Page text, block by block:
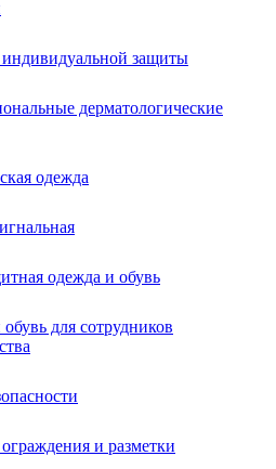
индивидуальной защиты
дерматологические
одежда
одежда и обувь
для сотрудников
и разметки